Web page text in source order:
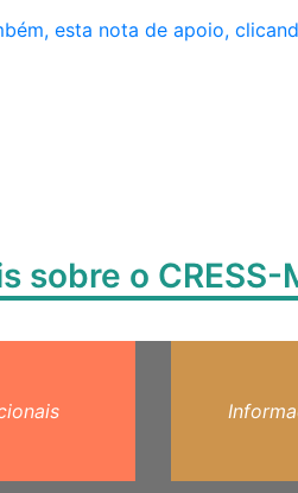
esta nota de apoio,
sobre o CRESS-